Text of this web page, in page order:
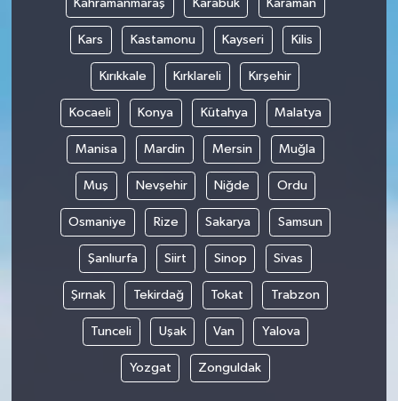
Kahramanmaraş Karabük Karaman
Kars Kastamonu Kayseri Kilis
Kırıkkale Kırklareli Kırşehir
Kocaeli Konya Kütahya Malatya
Manisa Mardin Mersin Muğla
Muş Nevşehir Niğde Ordu
Osmaniye Rize Sakarya Samsun
Şanlıurfa Siirt Sinop Sivas
Şırnak Tekirdağ Tokat Trabzon
Tunceli Uşak Van Yalova
Yozgat Zonguldak